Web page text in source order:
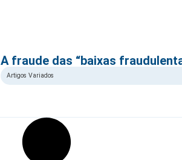
A fraude das “baixas
Artigos Variados